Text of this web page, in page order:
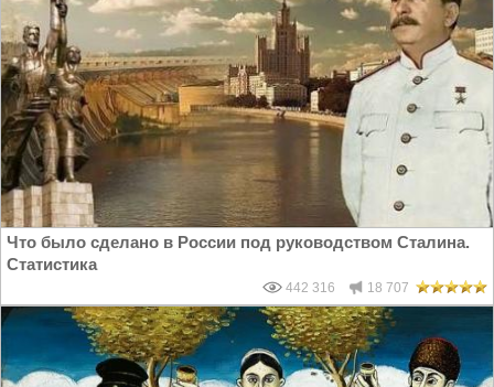
Что было сделано в России под руководством Сталина.
Статистика
442 316 18 707